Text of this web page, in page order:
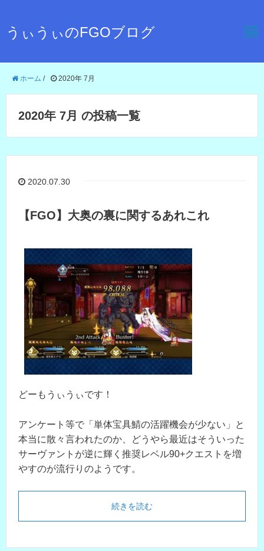
うぃうぃのFGOブログ
ホーム / 2020年 7月
2020年 7月 の投稿一覧
2020.07.30
【FGO】大奥の裏に関するあれこれ
どーもうぃうぃです！
アンケート等で「単体宝具鯖の活躍機会が少ない」と
本当に散々言われたのか、どうやら最近はそういった
サーヴァントが逆に輝く推奨レベル90+クエストを増
やすのが流行りのようです。
続きを読む